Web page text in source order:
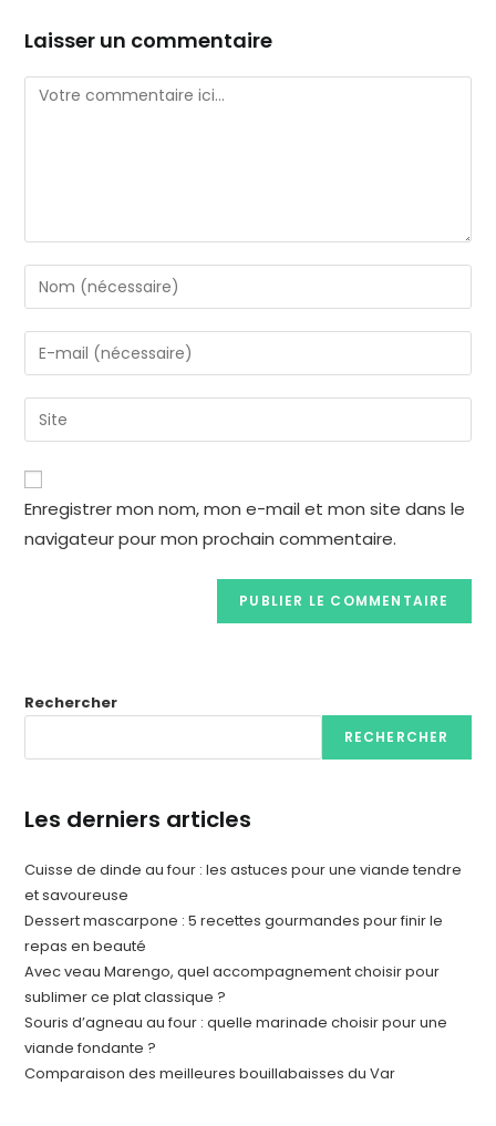
Laisser un commentaire
Enregistrer mon nom, mon e-mail et mon site dans le
navigateur pour mon prochain commentaire.
Rechercher
RECHERCHER
Les derniers articles
Cuisse de dinde au four : les astuces pour une viande tendre
et savoureuse
Dessert mascarpone : 5 recettes gourmandes pour finir le
repas en beauté
Avec veau Marengo, quel accompagnement choisir pour
sublimer ce plat classique ?
Souris d’agneau au four : quelle marinade choisir pour une
viande fondante ?
Comparaison des meilleures bouillabaisses du Var